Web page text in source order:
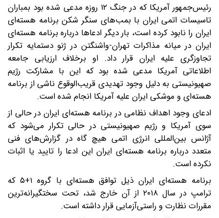
رئیس‌جمهور آمریکا که در جنگ ۱۲ روزه مدعی شده بود بمباران
تاسیسات اتمی ایران با بمب‌های سنگر شکن برنامه هسته‌ای
ایران را نابود کرده است، بار دیگر ادعاها درباره برنامه هسته‌ای
ایران در میانه مذاکرات تهران-واشنگتن در ژنو دستمایه تکرار
تجاوزگری علیه ایران قرار داد. او برخلاف ارزیابی جامعه
اطلاعاتی آمریکا مدعی شده بود که این با مشارکت رژیم
صهیونیستی به دلیل وجود تهدیدی قریب‌الوقوع ناشی از برنامه
هسته‌ای و موشکی ایران علیه آمریکا انجام شده است.
ادعای وجود اهداف نظامی در برنامه هسته‌ای ایران در حالی از
سوی آمریکا و رژیم صهیونیستی در حالی تکرار می‌شود که
آژانس بین‌المللی انرژی اتمی هیچ گاه در گزارش‌های فنی
متعدد درباره برنامه هسته‌ای ایران این ادعا را تایید یا اثبات
نکرده است.
برنامه هسته‌ای ایران ذیل توافق هسته‌ای با گروه ۱+۵ که
ترامپ در سال ۲۰۱۸ از آن خارج شد، تحت سختگیرانه‌ترین
مقررات نظارت و راستی‌آزمایی قرار داشته است.